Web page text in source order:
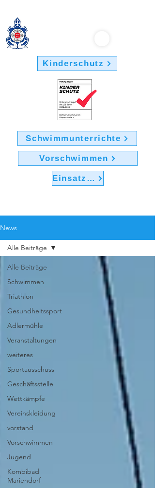
Kinderschutz
Schwimmunterrichte
Vorschwimmen
Einsatz im Verein
News
Alle Beiträge
Schwimmen
Triathlon
Gesundheitssport
Adlermühle
Veranstaltungen
weiteres
Sportausschuss
Geschäftsstelle
Wettkämpfe
Vereinskleidung
vorstand
Vorschwimmen
Jugend
Kombibad
Mariendorf
Alle Beiträge